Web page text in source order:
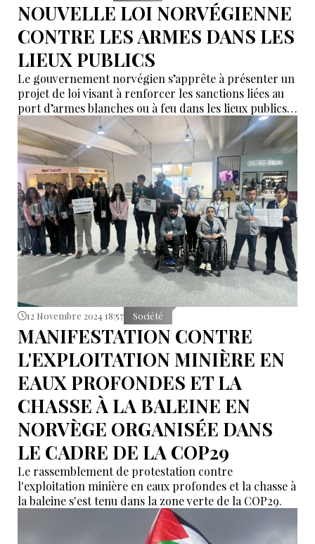
NOUVELLE LOI NORVÉGIENNE
CONTRE LES ARMES DANS LES
LIEUX PUBLICS
Le gouvernement norvégien s’apprête à présenter un
projet de loi visant à renforcer les sanctions liées au
port d’armes blanches ou à feu dans les lieux publics,
avant les fêtes de Noël.
12 Novembre 2024 18:57 Société
MANIFESTATION CONTRE
L'EXPLOITATION MINIÈRE EN
EAUX PROFONDES ET LA
CHASSE À LA BALEINE EN
NORVÈGE ORGANISÉE DANS
LE CADRE DE LA COP29
Le rassemblement de protestation contre
l'exploitation minière en eaux profondes et la chasse à
la baleine s'est tenu dans la zone verte de la COP29.